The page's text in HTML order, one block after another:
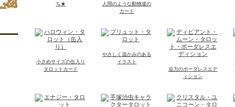
ち★
人間のような動物達の
カード
小さめサイズの缶入り
タロットカード
やさしく温かみのある
イラスト
迫力のボーダレスエデ
ィション